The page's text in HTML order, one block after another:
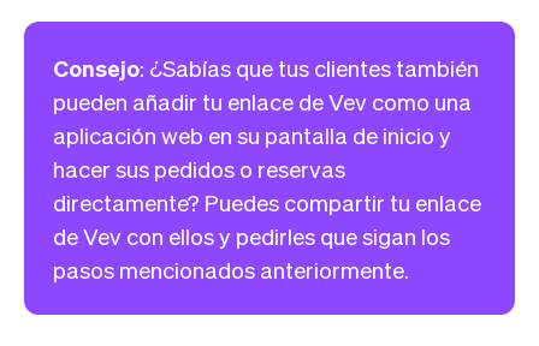
Consejo: ¿Sabías que tus clientes también
pueden añadir tu enlace de Vev como una
aplicación web en su pantalla de inicio y
hacer sus pedidos o reservas
directamente? Puedes compartir tu enlace
de Vev con ellos y pedirles que sigan los
pasos mencionados anteriormente.